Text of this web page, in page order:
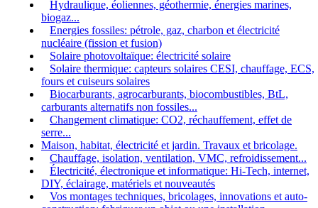
Hydraulique, éoliennes, géothermie, énergies marines,
biogaz...
Energies fossiles: pétrole, gaz, charbon et électricité
nucléaire (fission et fusion)
Solaire photovoltaïque: électricité solaire
Solaire thermique: capteurs solaires CESI, chauffage, ECS,
fours et cuiseurs solaires
Biocarburants, agrocarburants, biocombustibles, BtL,
carburants alternatifs non fossiles...
Changement climatique: CO2, réchauffement, effet de
serre...
Maison, habitat, électricité et jardin. Travaux et bricolage.
Chauffage, isolation, ventilation, VMC, refroidissement...
Électricité, électronique et informatique: Hi-Tech, internet,
DIY, éclairage, matériels et nouveautés
Vos montages techniques, bricolages, innovations et auto-